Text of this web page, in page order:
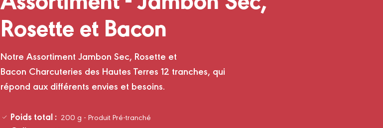
Rosette et Bacon
Notre Assortiment Jambon Sec, Rosette et
Bacon Charcuteries des Hautes Terres 12 tranches, qui
répond aux différents envies et besoins.
Poids total : 200 g - Produit Pré-tranché